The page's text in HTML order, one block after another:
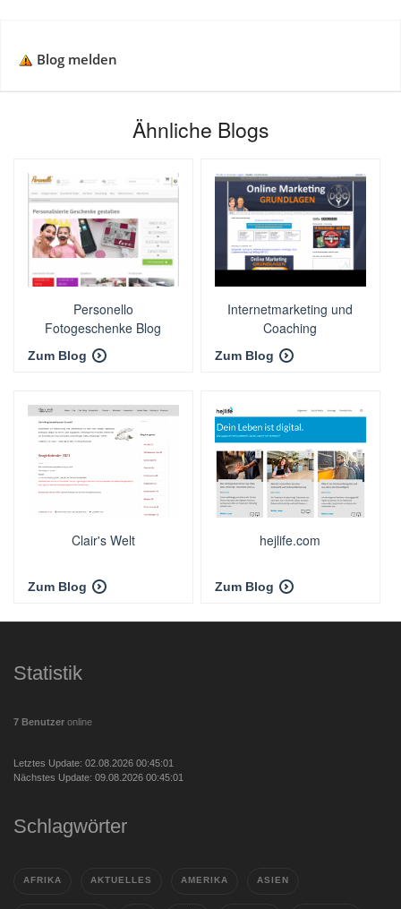
Blog melden
Ähnliche Blogs
Personello
Fotogeschenke Blog
Zum Blog
Internetmarketing und
Coaching
Zum Blog
Clair's Welt
Zum Blog
hejlife.com
Zum Blog
Statistik
7 Benutzer online
Letztes Update: 02.08.2026 00:45:01
Nächstes Update: 09.08.2026 00:45:01
Schlagwörter
AFRIKA AKTUELLES AMERIKA ASIEN